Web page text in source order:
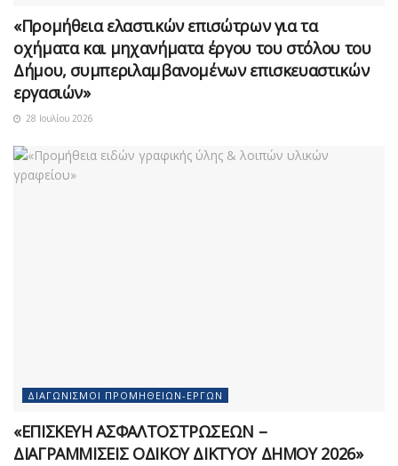
«Προμήθεια ελαστικών επισώτρων για τα
οχήματα και μηχανήματα έργου του στόλου του
Δήμου, συμπεριλαμβανομένων επισκευαστικών
εργασιών»
28 Ιουλίου 2026
ΔΙΑΓΩΝΙΣΜΟΊ ΠΡΟΜΗΘΕΙΏΝ-ΈΡΓΩΝ
«ΕΠΙΣΚΕΥΗ ΑΣΦΑΛΤΟΣΤΡΩΣΕΩΝ –
ΔΙΑΓΡΑΜΜΙΣΕΙΣ ΟΔΙΚΟΥ ΔΙΚΤΥΟΥ ΔΗΜΟΥ 2026»